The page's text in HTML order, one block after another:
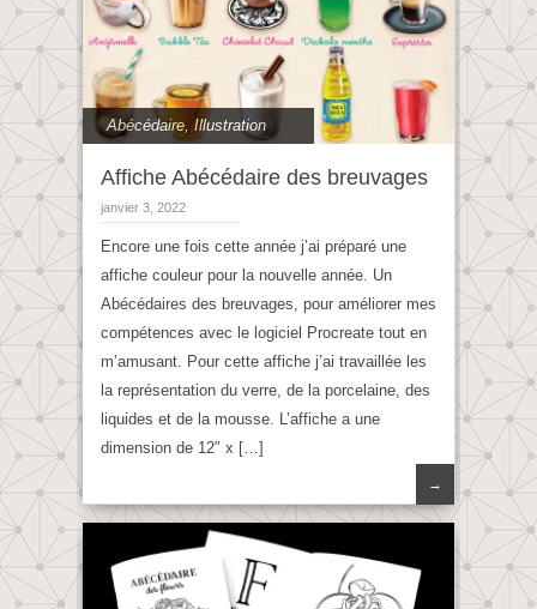
Abécédaire,Illustration
Affiche Abécédaire des breuvages
janvier 3, 2022
Encore une fois cette année j’ai préparé une
affiche couleur pour la nouvelle année. Un
Abécédaires des breuvages, pour améliorer mes
compétences avec le logiciel Procreate tout en
m’amusant. Pour cette affiche j’ai travaillée les
la représentation du verre, de la porcelaine, des
liquides et de la mousse. L’affiche a une
dimension de 12″ x […]
→